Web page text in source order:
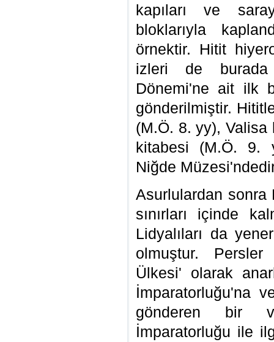
kapıları ve
bloklarıyla
örnektir. Hitit
izleri de burada
Dönemi'ne ait ilk
gönderilmiştir.
(M.Ö. 8. yy),
kitabesi (M.Ö. 9.
Niğde
Asurlulardan
sınırları içinde
Lidyalıları da
olmuştur.
Ülkesi' olarak
İmparatorluğu'na
gönderen bir
İmparatorluğu ile